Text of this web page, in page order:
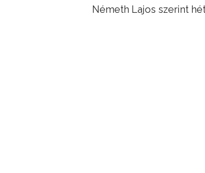
Németh Lajos szerint